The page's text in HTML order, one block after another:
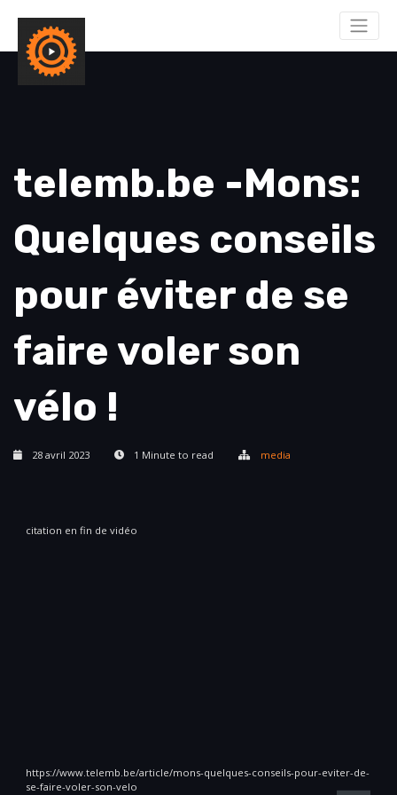
telemb.be -Mons:
Quelques conseils
pour éviter de se
faire voler son
vélo !
28 avril 2023 1 Minute to read media
citation en fin de vidéo
https://www.telemb.be/article/mons-quelques-conseils-pour-eviter-de-
se-faire-voler-son-velo